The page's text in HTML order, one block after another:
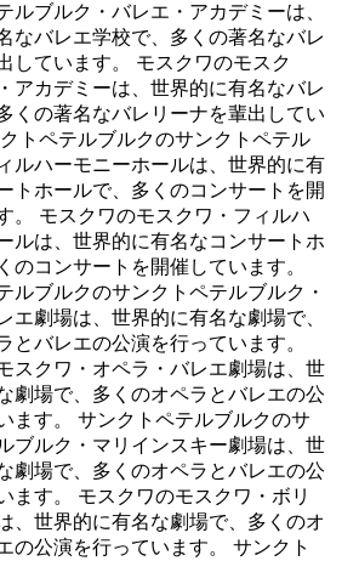
ルブルク・バレエ・アカデミーは、
なバレエ学校で、多くの著名なバレ
しています。 モスクワのモスク
アカデミーは、世界的に有名なバレ
くの著名なバレリーナを輩出してい
トペテルブルクのサンクトペテル
ルハーモニーホールは、世界的に有
トホールで、多くのコンサートを開
。 モスクワのモスクワ・フィルハ
ルは、世界的に有名なコンサートホ
のコンサートを開催しています。
ルブルクのサンクトペテルブルク・
エ劇場は、世界的に有名な劇場で、
とバレエの公演を行っています。
スクワ・オペラ・バレエ劇場は、世
劇場で、多くのオペラとバレエの公
ます。 サンクトペテルブルクのサ
ブルク・マリインスキー劇場は、世
劇場で、多くのオペラとバレエの公
ます。 モスクワのモスクワ・ボリ
、世界的に有名な劇場で、多くのオ
の公演を行っています。 サンクト